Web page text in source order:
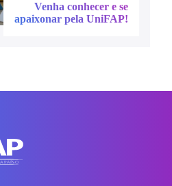
Venha conhecer e se
apaixonar pela UniFAP!